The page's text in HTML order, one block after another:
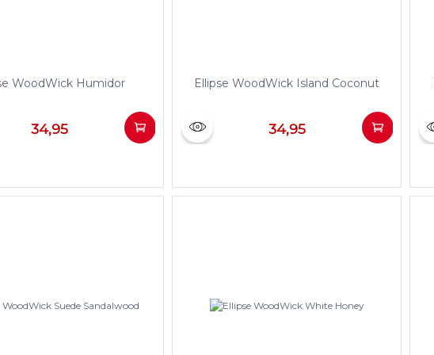
WoodWick Humidor
34,95
Ellipse WoodWick Island Coconut
34,95